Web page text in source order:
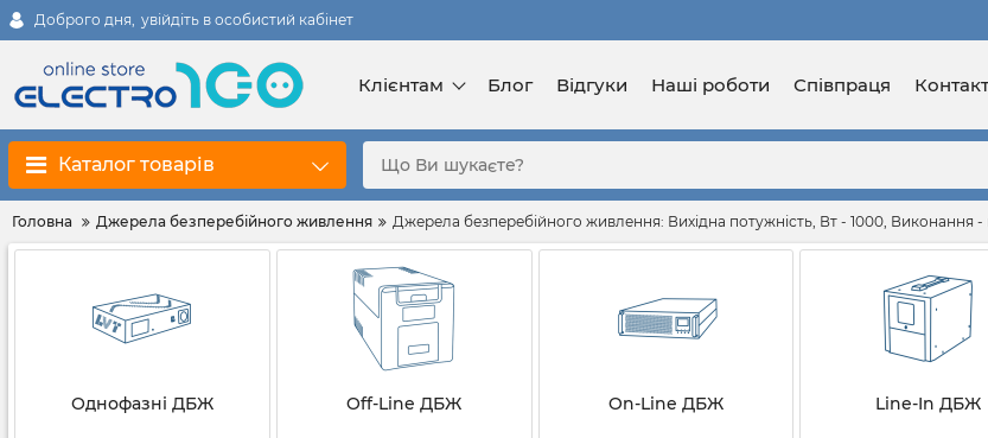
Доброго дня, увійдіть в особистий кабінет
Клієнтам Блог Відгуки Наші роботи Співпраця
Каталог товарів
Головна Джерела безперебійного живлення Джерела безперебійного живлення: Вихідна потужність, Вт - 1000, Виконання
Однофазні ДБЖ Off-Line ДБЖ On-Line ДБЖ Line-In ДБЖ